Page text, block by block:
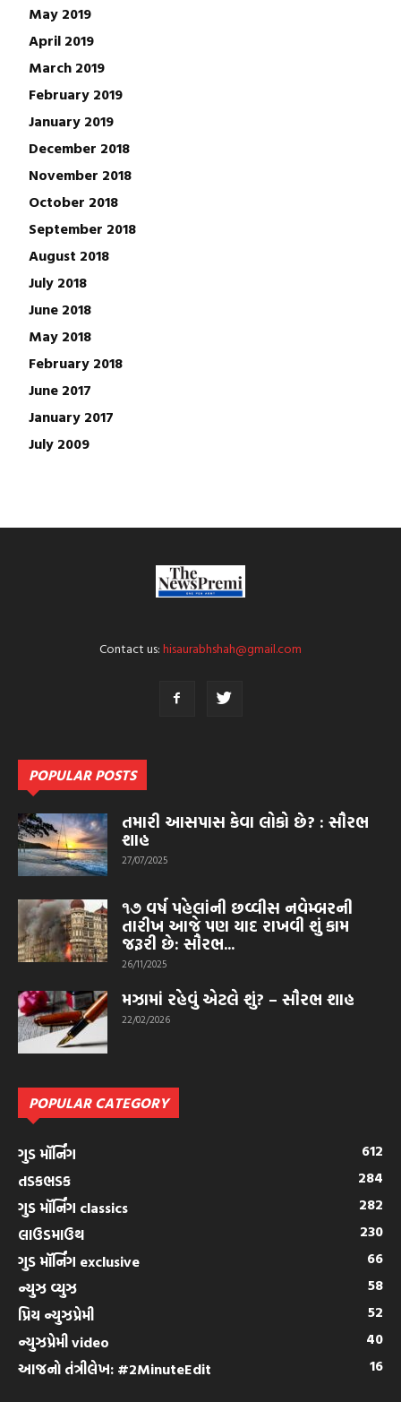
May 2019
April 2019
March 2019
February 2019
January 2019
December 2018
November 2018
October 2018
September 2018
August 2018
July 2018
June 2018
May 2018
February 2018
June 2017
January 2017
July 2009
Contact us:hisaurabhshah@gmail.com
POPULAR POSTS
તમારી આસપાસ કેવા લોકો છે? : સૌરભ
શાહ
27/07/2025
૧૭ વર્ષ પહેલાંની છવ્વીસ નવેમ્બરની
તારીખ આજે પણ યાદ રાખવી શું કામ
જરૂરી છે: સૌરભ...
26/11/2025
મઝામાં રહેવું એટલે શું? – સૌરભ શાહ
22/02/2026
POPULAR CATEGORY
ગુડ મૉર્નિંગ
612
તડકભડક
284
ગુડ મૉર્નિંગ classics
282
લાઉડમાઉથ
230
ગુડ મૉર્નિંગ exclusive
66
ન્યુઝ વ્યુઝ
58
પ્રિય ન્યુઝપ્રેમી
52
ન્યુઝપ્રેમી video
40
આજનો તંત્રીલેખ: #2MinuteEdit
16